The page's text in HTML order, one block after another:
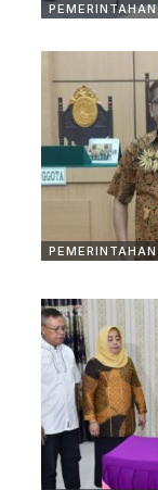
PEMERINTAHAN
PEMERINTAHAN